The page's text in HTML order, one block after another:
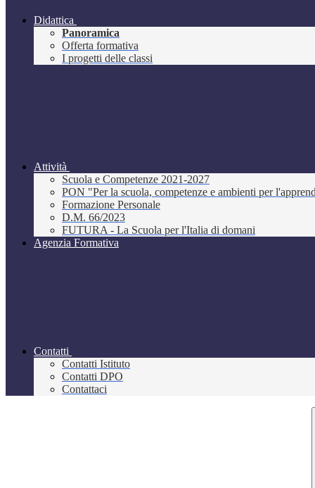
Didattica
Panoramica
Offerta formativa
I progetti delle classi
Attività
Scuola e Competenze 2021-2027
PON "Per la scuola, competenze e ambienti per
Formazione Personale
D.M. 66/2023
FUTURA - La Scuola per l'Italia di domani
Agenzia Formativa
Contatti
Contatti Istituto
Contatti DPO
Contattaci